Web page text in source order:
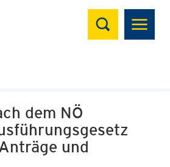
Suchen
dem NÖ
und